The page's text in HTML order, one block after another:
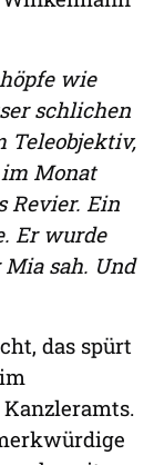
wie
schlichen
Teleobjektiv,
Monat
Revier. Ein
Er wurde
sah. Und
das spürt